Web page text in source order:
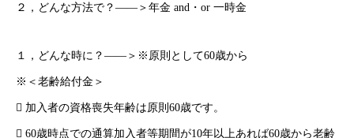
２，どんな方法で？――＞年金 and・or 一時金
１，どんな時に？――＞※原則として60歳から
※＜老齢給付金＞
 加入者の資格喪失年齢は原則60歳です。
 60歳時点での通算加入者等期間が10年以上あれば60歳から老齢